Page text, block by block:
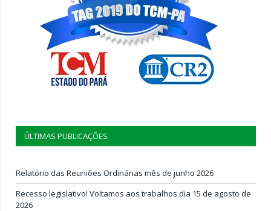
ÚLTIMAS PUBLICAÇÕES
Relatório das Reuniões Ordinárias mês de junho 2026
Recesso legislativo! Voltamos aos trabalhos dia 15 de agosto de
2026